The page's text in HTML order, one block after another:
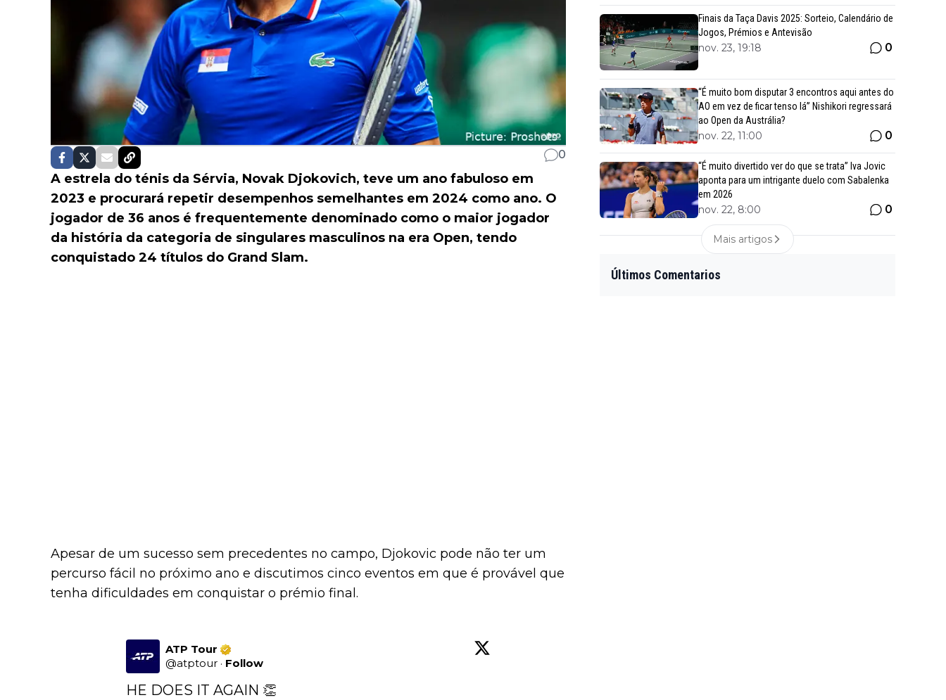
0
A estrela do ténis da Sérvia, Novak Djokovich, teve um ano fabuloso em
2023 e procurará repetir desempenhos semelhantes em 2024 como ano. O
jogador de 36 anos é frequentemente denominado como o maior jogador
da história da categoria de singulares masculinos na era Open, tendo
conquistado 24 títulos do Grand Slam.
Apesar de um sucesso sem precedentes no campo, Djokovic pode não ter um
percurso fácil no próximo ano e discutimos cinco eventos em que é provável que
tenha dificuldades em conquistar o prémio final.
ATP Tour
@atptour · Follow
HE DOES IT AGAIN 👏
Finais da Taça Davis 2025: Sorteio, Calendário de
Jogos, Prémios e Antevisão
nov. 23, 19:18 0
“É muito bom disputar 3 encontros aqui antes do
AO em vez de ficar tenso lá” Nishikori regressará
ao Open da Austrália?
nov. 22, 11:00 0
“É muito divertido ver do que se trata” Iva Jovic
aponta para um intrigante duelo com Sabalenka
em 2026
nov. 22, 8:00 0
Mais artigos
Últimos Comentarios